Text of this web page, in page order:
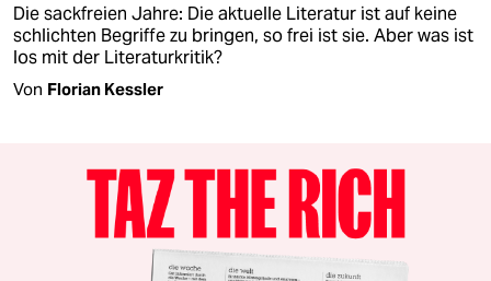
Die sackfreien Jahre: Die aktuelle Literatur ist auf keine
schlichten Begriffe zu bringen, so frei ist sie. Aber was ist
los mit der Literaturkritik?
Von Florian Kessler